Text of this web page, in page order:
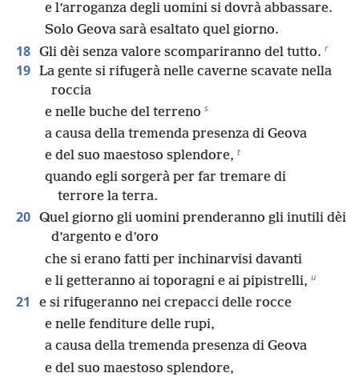
e l’arroganza degli uomini si dovrà abbassare.
Solo Geova sarà esaltato quel giorno.
18 Gli dèi senza valore scompariranno del tutto. r
19 La gente si rifugerà nelle caverne scavate nella
roccia
e nelle buche del terreno s
a causa della tremenda presenza di Geova
e del suo maestoso splendore, t
quando egli sorgerà per far tremare di
terrore la terra.
20 Quel giorno gli uomini prenderanno gli inutili dèi
d’argento e d’oro
che si erano fatti per inchinarvisi davanti
e li getteranno ai toporagni e ai pipistrelli, u
21
e si rifugeranno nei crepacci delle rocce
e nelle fenditure delle rupi,
a causa della tremenda presenza di Geova
e del suo maestoso splendore,